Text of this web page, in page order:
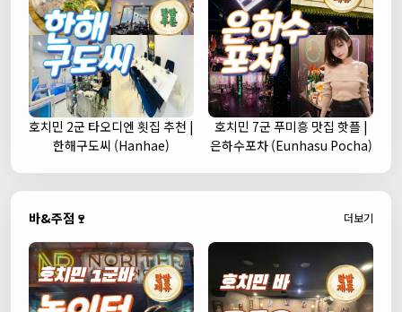
호치민 2군 타오디엔 횟집 추천 |
한해구도씨 (Hanhae)
호치민 7군 푸미흥 맛집 핫플 |
은하수포차 (Eunhasu Pocha)
바&주점🍷 더보기